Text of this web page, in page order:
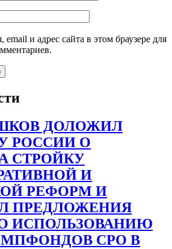
и адрес сайта в этом браузере для
ДОЛОЖИЛ
РОССИИ О
СТРОЙКУ
И
РЕФОРМ И
ПРЕДЛОЖЕНИЯ
ИСПОЛЬЗОВАНИЮ
СРО В